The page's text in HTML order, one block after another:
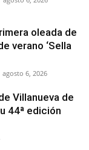
oleada de
verano ‘Sella
agosto 6, 2026
Villanueva de
44ª edición